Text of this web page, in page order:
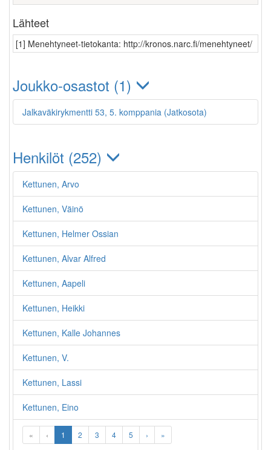
Lähteet
[1] Menehtyneet-tietokanta: http://kronos.narc.fi/menehtyneet/
Joukko-osastot (1)
Jalkaväkirykmentti 53, 5. komppania (Jatkosota)
Henkilöt (252)
Kettunen, Arvo
Kettunen, Väinö
Kettunen, Helmer Ossian
Kettunen, Alvar Alfred
Kettunen, Aapeli
Kettunen, Heikki
Kettunen, Kalle Johannes
Kettunen, V.
Kettunen, Lassi
Kettunen, Eino
« ‹ 1 2 3 4 5 › »